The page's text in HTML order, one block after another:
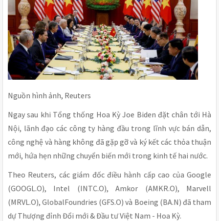
Nguồn hình ảnh, Reuters
Ngay sau khi Tổng thống Hoa Kỳ Joe Biden đặt chân tới Hà
Nội, lãnh đạo các công ty hàng đầu trong lĩnh vực bán dẫn,
công nghệ và hàng không đã gặp gỡ và ký kết các thỏa thuận
mới, hứa hẹn những chuyển biến mới trong kinh tế hai nước.
Theo Reuters, các giám đốc điều hành cấp cao của Google
(GOOGL.O), Intel (INTC.O), Amkor (AMKR.O), Marvell
(MRVL.O), GlobalFoundries (GFS.O) và Boeing (BA.N) đã tham
dự Thượng đỉnh Đổi mới & Đầu tư Việt Nam - Hoa Kỳ.